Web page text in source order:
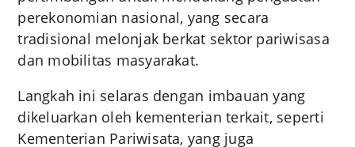
perekonomian nasional, yang secara
tradisional melonjak berkat sektor pariwisasa
dan mobilitas masyarakat.
Langkah ini selaras dengan imbauan yang
dikeluarkan oleh kementerian terkait, seperti
Kementerian Pariwisata, yang juga